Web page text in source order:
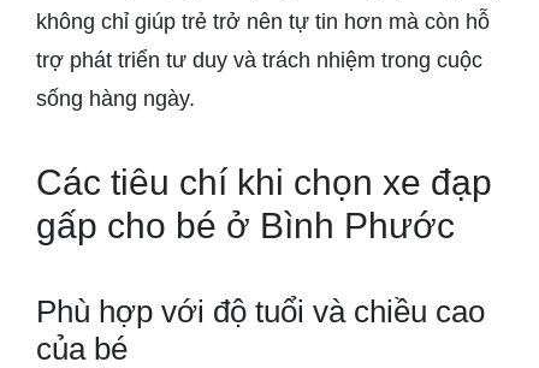
không chỉ giúp trẻ trở nên tự tin hơn mà còn hỗ
trợ phát triển tư duy và trách nhiệm trong cuộc
sống hàng ngày.
Các tiêu chí khi chọn xe đạp
gấp cho bé ở Bình Phước
Phù hợp với độ tuổi và chiều cao
của bé